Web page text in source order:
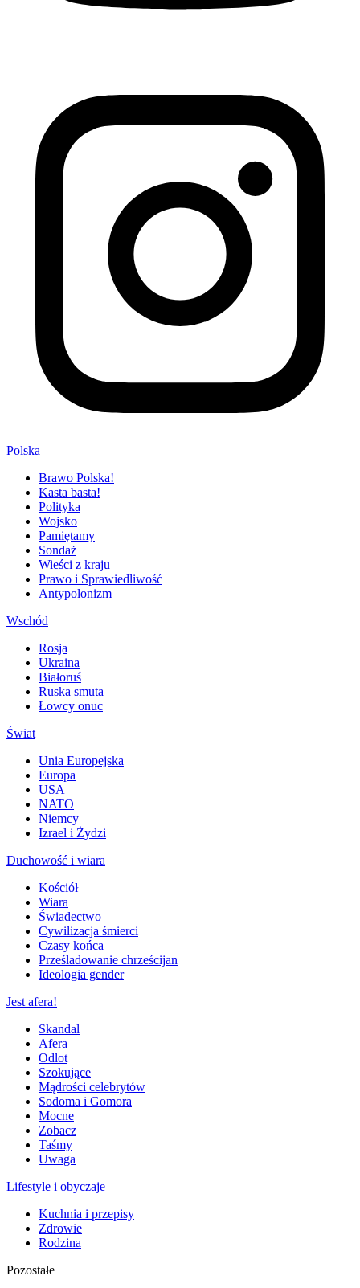
Polska
Brawo Polska!
Kasta basta!
Polityka
Wojsko
Pamiętamy
Sondaż
Wieści z kraju
Prawo i Sprawiedliwość
Antypolonizm
Wschód
Rosja
Ukraina
Białoruś
Ruska smuta
Łowcy onuc
Świat
Unia Europejska
Europa
USA
NATO
Niemcy
Izrael i Żydzi
Duchowość i wiara
Kościół
Wiara
Świadectwo
Cywilizacja śmierci
Czasy końca
Prześladowanie chrześcijan
Ideologia gender
Jest afera!
Skandal
Afera
Odlot
Szokujące
Mądrości celebrytów
Sodoma i Gomora
Mocne
Zobacz
Taśmy
Uwaga
Lifestyle i obyczaje
Kuchnia i przepisy
Zdrowie
Rodzina
Pozostałe